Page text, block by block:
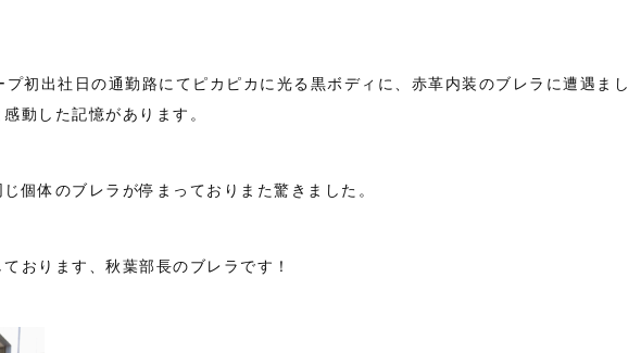
初出社日の通勤路にてピカピカに光る黒ボディに、赤革内装のブレラに遭遇まし
動した記憶があります。
個体のブレラが停まっておりまた驚きました。
おります、秋葉部長のブレラです！